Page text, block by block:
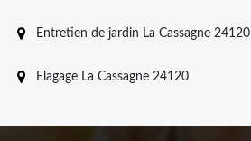
Entretien de jardin La Cassagne 24120
Elagage La Cassagne 24120